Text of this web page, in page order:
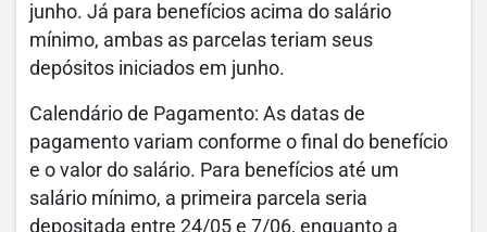
junho. Já para benefícios acima do salário
mínimo, ambas as parcelas teriam seus
depósitos iniciados em junho.
Calendário de Pagamento: As datas de
pagamento variam conforme o final do benefício
e o valor do salário. Para benefícios até um
salário mínimo, a primeira parcela seria
depositada entre 24/05 e 7/06, enquanto a